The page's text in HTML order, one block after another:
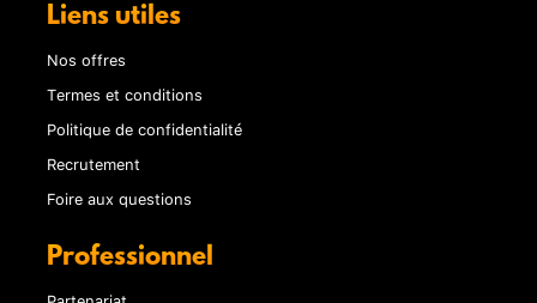
Liens utiles
Nos offres
Termes et conditions
Politique de confidentialité
Recrutement
Foire aux questions
Professionnel